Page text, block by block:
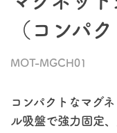
（コンパク
MOT-MGCH01
コンパクトなマグ
ル吸盤で強力固定